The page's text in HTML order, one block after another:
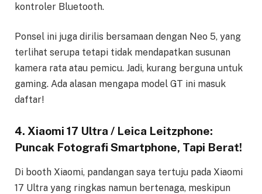
kontroler Bluetooth.
Ponsel ini juga dirilis bersamaan dengan Neo 5, yang
terlihat serupa tetapi tidak mendapatkan susunan
kamera rata atau pemicu. Jadi, kurang berguna untuk
gaming. Ada alasan mengapa model GT ini masuk
daftar!
4. Xiaomi 17 Ultra / Leica Leitzphone:
Puncak Fotografi Smartphone, Tapi Berat!
Di booth Xiaomi, pandangan saya tertuju pada Xiaomi
17 Ultra yang ringkas namun bertenaga, meskipun